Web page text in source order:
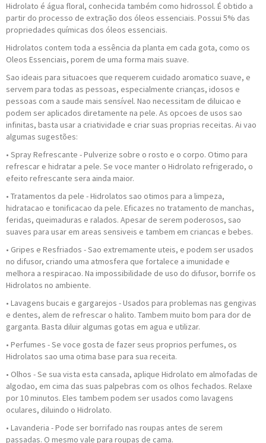
Hidrolato é água floral, conhecida também como hidrossol. É obtido a
partir do processo de extração dos óleos essenciais. Possui 5% das
propriedades químicas dos óleos essenciais.
Hidrolatos contem toda a essência da planta em cada gota, como os
Oleos Essenciais, porem de uma forma mais suave.
Sao ideais para situacoes que requerem cuidado aromatico suave, e
servem para todas as pessoas, especialmente crianças, idosos e
pessoas com a saude mais sensível. Nao necessitam de diluicao e
podem ser aplicados diretamente na pele. As opcoes de usos sao
infinitas, basta usar a criatividade e criar suas proprias receitas. Ai vao
algumas sugestões:
• Spray Refrescante - Pulverize sobre o rosto e o corpo. Otimo para
refrescar e hidratar a pele. Se voce manter o Hidrolato refrigerado, o
efeito refrescante sera ainda maior.
• Tratamentos da pele - Hidrolatos sao otimos para a limpeza,
hidratacao e tonificacao da pele. Eficazes no tratamento de manchas,
feridas, queimaduras e ralados. Apesar de serem poderosos, sao
suaves para usar em areas sensiveis e tambem em criancas e bebes.
• Gripes e Resfriados - Sao extremamente uteis, e podem ser usados
no difusor, criando uma atmosfera que fortalece a imunidade e
melhora a respiracao. Na impossibilidade de uso do difusor, borrife os
Hidrolatos no ambiente.
• Lavagens bucais e gargarejos - Usados para problemas nas gengivas
e dentes, alem de refrescar o halito. Tambem muito bom para dor de
garganta. Basta diluir algumas gotas em agua e utilizar.
• Perfumes - Se voce gosta de fazer seus proprios perfumes, os
Hidrolatos sao uma otima base para sua receita.
• Olhos - Se sua vista esta cansada, aplique Hidrolato em almofadas de
algodao, em cima das suas palpebras com os olhos fechados. Relaxe
por 10 minutos. Eles tambem podem ser usados como lavagens
oculares, diluindo o Hidrolato.
• Lavanderia - Pode ser borrifado nas roupas antes de serem
passadas. O mesmo vale para roupas de cama.